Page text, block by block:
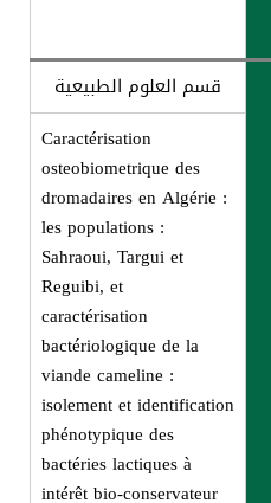
قسم العلوم الطبيعية
Caractérisation
osteobiometrique des
dromadaires en Algérie :
les populations :
Sahraoui, Targui et
Reguibi, et
caractérisation
bactériologique de la
viande cameline :
isolement et identification
phénotypique des
bactéries lactiques à
intérêt bio-conservateur